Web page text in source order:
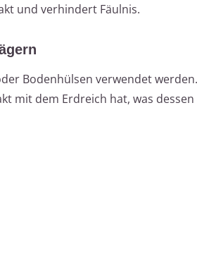
und verhindert Fäulnis.
Bodenhülsen verwendet
mit dem Erdreich hat, was